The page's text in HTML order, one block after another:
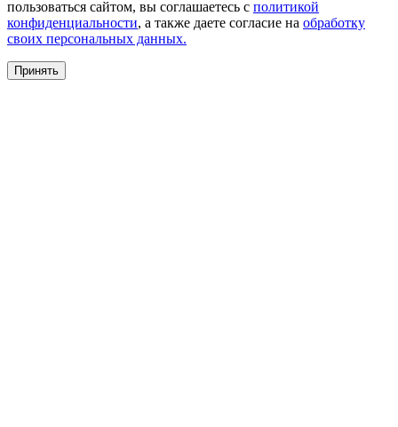
пользоваться сайтом, вы соглашаетесь с политикой
конфиденциальности, а также даете согласие на обработку
своих персональных данных.
Принять